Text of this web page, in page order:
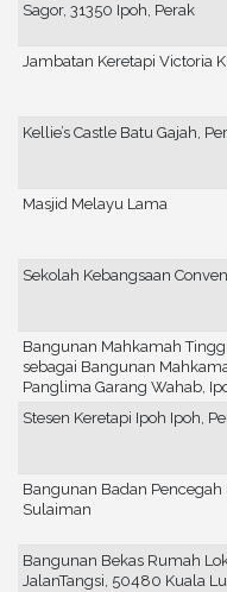
Sagor, 31350 Ipoh, Perak
Jambatan Keretapi Victoria
Kellie’s Castle Batu Gajah,
Masjid Melayu Lama
Sekolah Kebangsaan
Bangunan Mahkamah
sebagai Bangunan
Panglima Garang Wahab,
Stesen Keretapi Ipoh Ipoh,
Bangunan Badan Pencegah
Sulaiman
Bangunan Bekas Rumah
JalanTangsi, 50480 Kuala